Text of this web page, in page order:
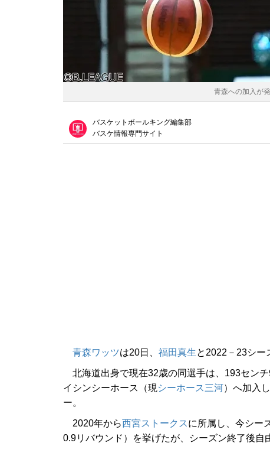
青森への加入が
バスケットボールキング編集部
バスケ情報専門サイト
青森ワッツは20日、 福田真生と2022－23シー
北海道出身で現在32歳の同選手は、193セン
イシンシーホース（現 シーホース三河）へ加入
ー。
2020年から西宮ストークスに所属し、今シー
0.9リバウンド）を挙げたが、シーズン終了後自